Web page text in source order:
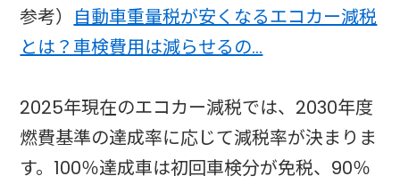
参考） 自動車重量税が安くなるエコカー減税
とは？車検費用は減らせるの…
2025年現在のエコカー減税では、2030年度
燃費基準の達成率に応じて減税率が決まりま
す。100％達成車は初回車検分が免税、90％